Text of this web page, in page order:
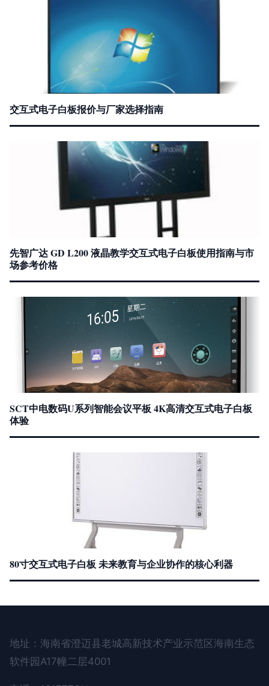
交互式电子白板报价与厂家选择指南
先智广达 GD L200 液晶教学交互式电子白板使用指南与市
场参考价格
SCT中电数码U系列智能会议平板 4K高清交互式电子白板
体验
80寸交互式电子白板 未来教育与企业协作的核心利器
地址：海南省澄迈县老城高新技术产业示范区海南生态
软件园A17幢二层4001